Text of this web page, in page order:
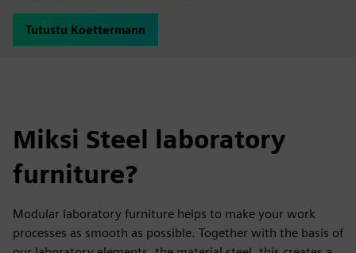
Tutustu Koettermann
Miksi Steel laboratory
furniture?
Modular laboratory furniture helps to make your work
processes as smooth as possible. Together with the basis of